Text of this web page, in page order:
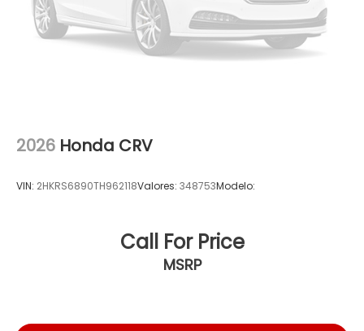
2026 Honda CRV
VIN: 2HKRS6890TH962118Valores: 348753Modelo:
Call For Price
MSRP